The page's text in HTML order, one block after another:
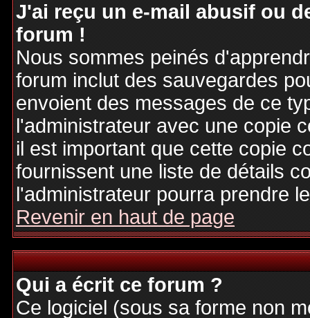
J'ai reçu un e-mail abusif ou
forum !
Nous sommes peinés
forum inclut des sauvegardes
envoient des messages de ce
l'administrateur avec une copie
il est important que cette copie
fournissent une liste de détails
l'administrateur pourra prendre
Revenir en haut de page
Qui a écrit ce forum ?
Ce logiciel (sous sa forme non